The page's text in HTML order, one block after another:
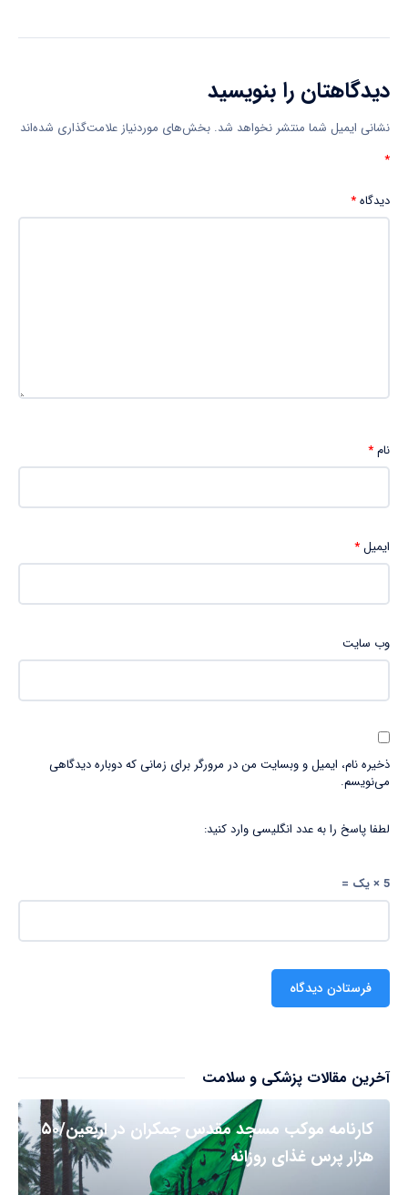
دیدگاهتان را بنویسید
نشانی ایمیل شما منتشر نخواهد شد. بخش‌های موردنیاز علامت‌گذاری شده‌اند
*
دیدگاه*
نام*
ایمیل*
وب‌ سایت
ذخیره نام، ایمیل و وبسایت من در مرورگر برای زمانی که دوباره دیدگاهی
می‌نویسم.
لطفا پاسخ را به عدد انگلیسی وارد کنید:
5 × یک =
آخرین مقالات پزشکی و سلامت
کارنامه موکب مسجد مقدس جمکران در اربعین/۵۰
هزار پرس غذای روزانه